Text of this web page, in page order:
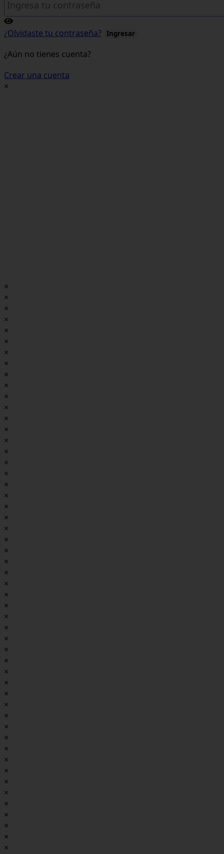
¿Olvidaste tu contraseña? Ingresar
¿Aún no tienes cuenta?
Crear una cuenta
×
×
×
×
×
×
×
×
×
×
×
×
×
×
×
×
×
×
×
×
×
×
×
×
×
×
×
×
×
×
×
×
×
×
×
×
×
×
×
×
×
×
×
×
×
×
×
×
×
×
×
×
×